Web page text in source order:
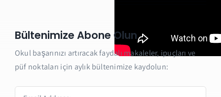
Bültenimize Abone Olun
Okul başarınızı artıracak faydalı makaleler, ipuçları ve
püf noktaları için aylık bültenimize kaydolun: